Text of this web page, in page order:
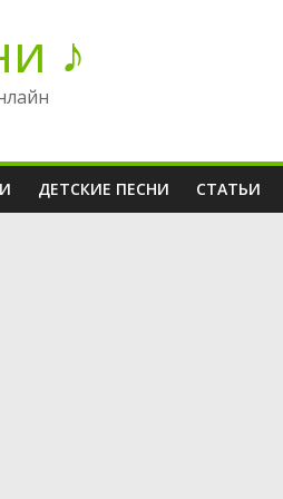
♪
ДЕТСКИЕ ПЕСНИ СТАТЬИ